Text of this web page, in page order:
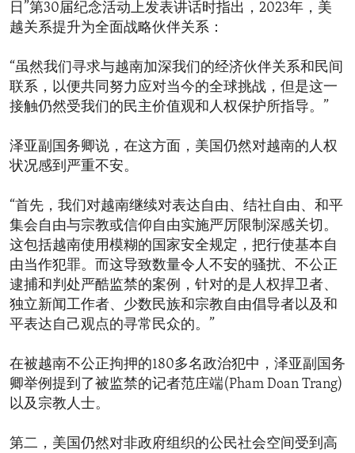
日”第30届纪念活动上发表讲话时指出，2023年，美
越关系提升为全面战略伙伴关系：
“虽然我们寻求与越南加深我们的经济伙伴关系和民间
联系，以便共同努力应对当今的全球挑战，但是这一
接触仍然受我们的民主价值观和人权保护所指导。”
泽亚副国务卿说，在这方面，美国仍然对越南的人权
状况感到严重不安。
“首先，我们对越南继续对表达自由、结社自由、和平
集会自由与宗教或信仰自由实施严厉限制深感关切。
这包括越南使用模糊的国家安全规定，把行使基本自
由当作犯罪。而这导致数量令人不安的骚扰、不公正
逮捕和判处严酷监禁的案例，针对的是人权捍卫者、
独立新闻工作者、少数民族和宗教自由倡导者以及和
平表达自己观点的寻常民众的。”
在被越南不公正拘押的180多名政治犯中，泽亚副国务
卿举例提到了被监禁的记者范庄端(Pham Doan Trang)
以及宗教人士。
第二，美国仍然对非政府组织的公民社会空间受到高